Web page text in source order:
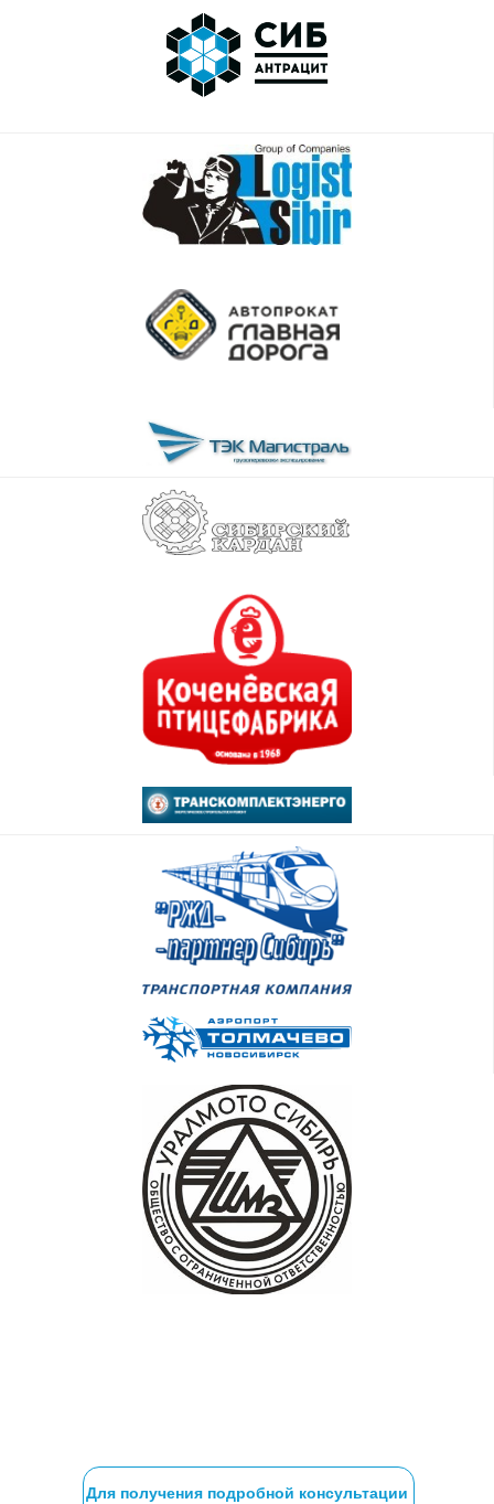
Для получения подробной консультации